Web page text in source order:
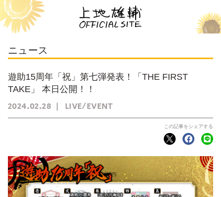
ニュース
遊助15周年「祝」第七弾発表！「THE FIRST
TAKE」 本日公開！！
2024 02 28 LIVE/EVENT